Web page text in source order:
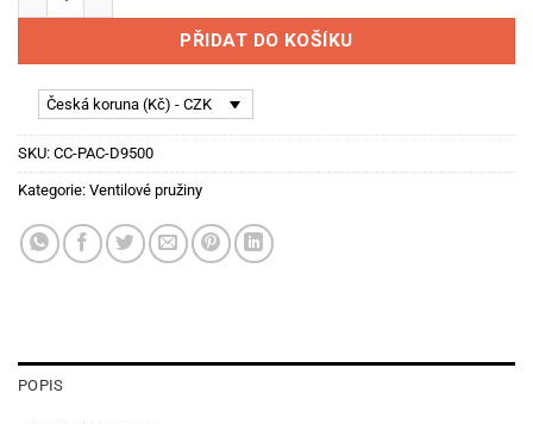
PŘIDAT DO KOŠÍKU
Česká koruna (Kč) - CZK
SKU: CC-PAC-D9500
Kategorie: Ventilové pružiny
POPIS